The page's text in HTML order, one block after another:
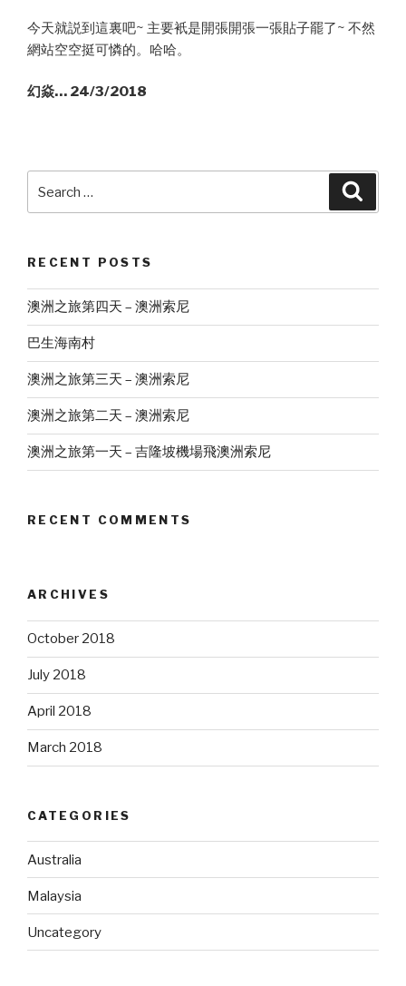
今天就説到這裏吧~ 主要衹是開張開張一張貼子罷了~ 不然
網站空空挺可憐的。哈哈。
幻焱… 24/3/2018
RECENT POSTS
澳洲之旅第四天 – 澳洲索尼
巴生海南村
澳洲之旅第三天 – 澳洲索尼
澳洲之旅第二天 – 澳洲索尼
澳洲之旅第一天 – 吉隆坡機場飛澳洲索尼
RECENT COMMENTS
ARCHIVES
October 2018
July 2018
April 2018
March 2018
CATEGORIES
Australia
Malaysia
Uncategory